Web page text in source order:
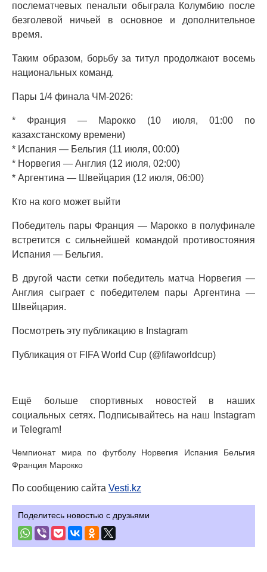
послематчевых пенальти обыграла Колумбию после
безголевой ничьей в основное и дополнительное
время.
Таким образом, борьбу за титул продолжают восемь
национальных команд.
Пары 1/4 финала ЧМ-2026:
* Франция — Марокко (10 июля, 01:00 по
казахстанскому времени)
* Испания — Бельгия (11 июля, 00:00)
* Норвегия — Англия (12 июля, 02:00)
* Аргентина — Швейцария (12 июля, 06:00)
Кто на кого может выйти
Победитель пары Франция — Марокко в полуфинале
встретится с сильнейшей командой противостояния
Испания — Бельгия.
В другой части сетки победитель матча Норвегия —
Англия сыграет с победителем пары Аргентина —
Швейцария.
Посмотреть эту публикацию в Instagram
Публикация от FIFA World Cup (@fifaworldcup)
Ещё больше спортивных новостей в наших
социальных сетях. Подписывайтесь на наш Instagram
и Telegram!
Чемпионат мира по футболу Норвегия Испания Бельгия
Франция Марокко
По сообщению сайта Vesti.kz
Поделитесь новостью с друзьями